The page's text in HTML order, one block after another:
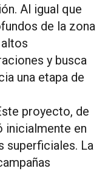
Al igual que
de la zona
y busca
una etapa de
proyecto, de
inicialmente en
superficiales. La